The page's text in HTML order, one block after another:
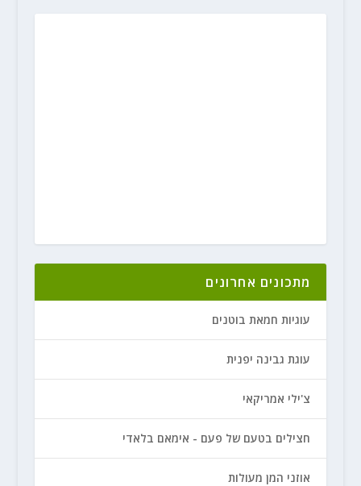
מתכונים אחרונים
עוגיות חמאת בוטנים
עוגת גבינה יפנית
צ'ילי אמריקאי
חצילים בטעם של פעם - אימאם בלאדי
אוזני המן מעולות